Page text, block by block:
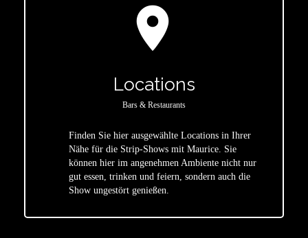
location_on
Locations
Bars & Restaurants
Finden Sie hier ausgewählte Locations in Ihrer
Nähe für die Strip-Shows mit Maurice. Sie
können hier im angenehmen Ambiente nicht nur
gut essen, trinken und feiern, sondern auch die
Show ungestört genießen.